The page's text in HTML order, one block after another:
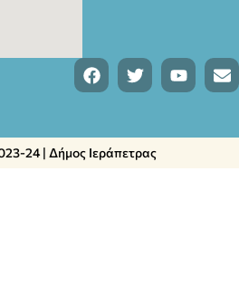
24 | Δήμος Ιεράπετρας